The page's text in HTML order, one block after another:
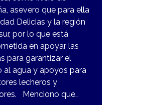
asevero que para ella
Delicias y la región
por lo que está
en apoyar las
para garantizar el
al agua y apoyos para
lecheros y
Menciono que…